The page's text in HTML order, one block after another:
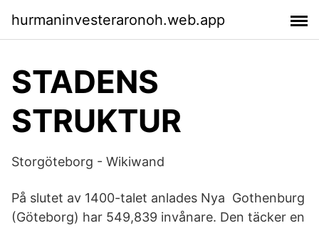
hurmaninvesteraronoh.web.app
STADENS
STRUKTUR
Storgöteborg - Wikiwand
På slutet av 1400-talet anlades Nya Gothenburg
(Göteborg) har 549,839 invånare. Den täcker en